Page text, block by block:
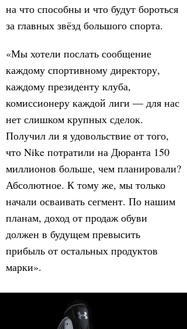
на что способны и что будут бороться
за главных звёзд большого спорта.
«Мы хотели послать сообщение
каждому спортивному директору,
каждому президенту клуба,
комиссионеру каждой лиги — для нас
нет слишком крупных сделок.
Получил ли я удовольствие от того,
что Nike потратили на Дюранта 150
миллионов больше, чем планировали?
Абсолютное. К тому же, мы только
начали осваивать сегмент. По нашим
планам, доход от продаж обуви
должен в будущем превысить
прибыль от остальных продуктов
марки».